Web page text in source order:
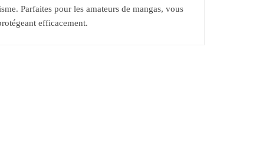
Parfaites pour les amateurs de mangas, vous
efficacement.